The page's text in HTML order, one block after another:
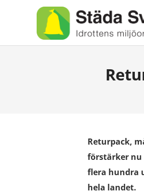
Returpack,
förstärker nu
flera hundra
hela landet.